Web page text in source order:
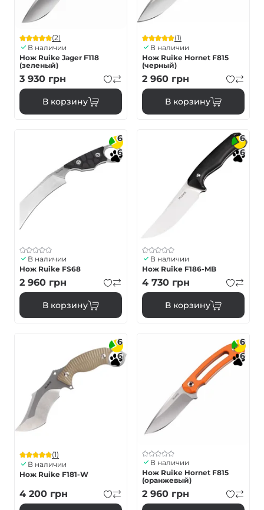
(2)
В наличии
Нож Ruike Jager F118
(зеленый)
3 930 грн
В корзину
(1)
В наличии
Нож Ruike Hornet F815
(черный)
2 960 грн
В корзину
6
6
В наличии
Нож Ruike FS68
2 960 грн
В корзину
6
6
В наличии
Нож Ruike F186-MB
4 730 грн
В корзину
6
6
(1)
В наличии
Нож Ruike F181-W
4 200 грн
6
6
В наличии
Нож Ruike Hornet F815
(оранжевый)
2 960 грн